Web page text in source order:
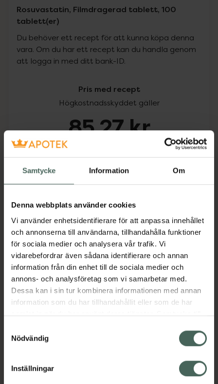
Samtycke Information Om
Denna webbplats använder cookies
Vi använder enhetsidentifierare för att anpassa innehållet
och annonserna till användarna, tillhandahålla funktioner
för sociala medier och analysera vår trafik. Vi
vidarebefordrar även sådana identifierare och annan
information från din enhet till de sociala medier och
annons- och analysföretag som vi samarbetar med.
Dessa kan i sin tur kombinera informationen med annan
information som du har tillhandahållit eller som de har
samlat in när du har använt deras tjänster. Samtycke till
återkalla ditt samtycke via webbplatsens
cookieinställningar. Ett återkallat samtycke påverkar inte
lagligheten av behandling som skett innan återkallelsen.
Nödvändig
Inställningar
Rosuvastatin, Filmdragerad tablett, 100
tablett(er)
Du behöver ett recept för att kunna köpa denna
vara. Om du har ett recept kan du handla genom
att logga in med ditt bank-ID.
Pris med recept
Högkostnadsskyddet gäller
85,27 kr
Köp via ditt recept
Aktuella erbjudanden
Beskrivning Dölj
Läs alltid bipacksedeln innan
användning.
EAN:07046260571938
Bipacksedel från FASS Visa